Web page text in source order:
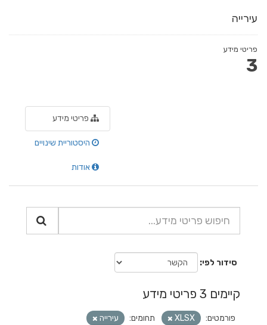
עירייה
פריטי מידע
3
פריטי מידע
היסטוריית שינויים
אודות
סידור לפי
קיימים 3 פריטי מידע
פורמטים: XLSX תחומים:
עירייה